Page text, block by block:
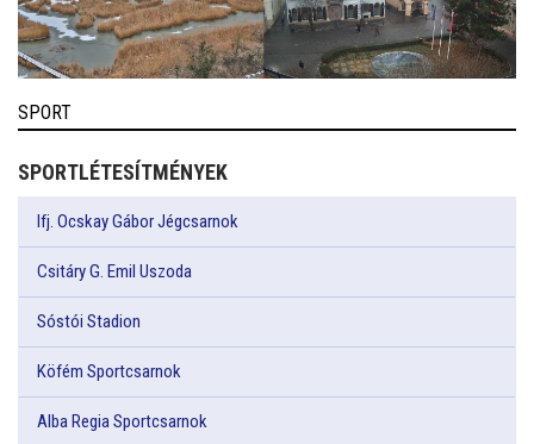
SPORT
SPORTLÉTESÍTMÉNYEK
Ifj. Ocskay Gábor Jégcsarnok
Csitáry G. Emil Uszoda
Sóstói Stadion
Köfém Sportcsarnok
Alba Regia Sportcsarnok